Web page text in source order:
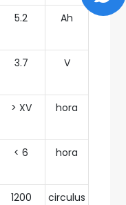
5.2 Ah
3.7 V
> XV hora
< 6 hora
1200 circulus